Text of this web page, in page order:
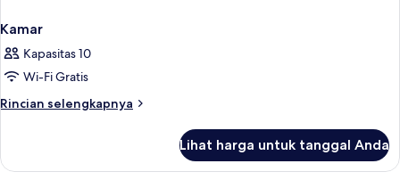
Kamar
Kapasitas 10
Wi-Fi Gratis
Rincian selengkapnya
Rincian
Kamar
Lihat harga untuk tanggal Anda